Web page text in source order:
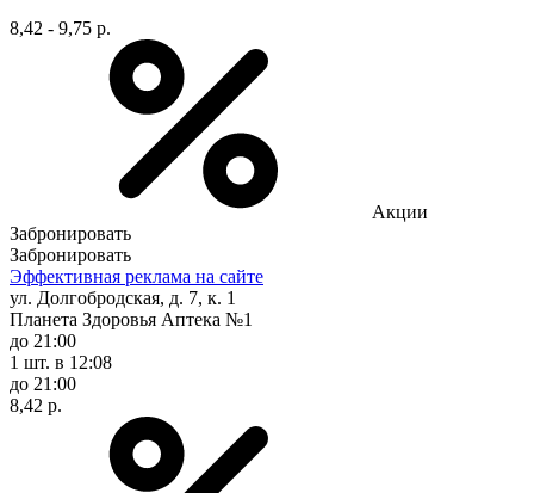
8,42 - 9,75 р.
Акции
Забронировать
Забронировать
Эффективная реклама на сайте
ул. Долгобродская, д. 7, к. 1
Планета Здоровья Аптека №1
до 21:00
1 шт. в 12:08
до 21:00
8,42 р.